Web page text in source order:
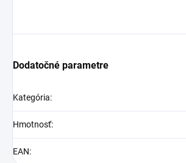
Dodatočné parametre
Kategória:
Hmotnosť:
EAN: